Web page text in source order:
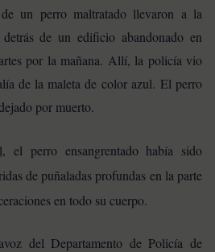
de un perro maltratado llevaron a la
de un edificio abandonado en
por la mañana. Allí, la policía vio
de la maleta de color azul. El perro
por muerto.
, el perro ensangrentado había sido
de puñaladas profundas en la parte
en todo su cuerpo.
del Departamento de Policía de